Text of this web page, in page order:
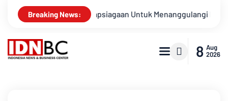
Breaking News:
Kesiapsiagaan Untuk Menanggulangi Bencana Alam
8 Aug
2026